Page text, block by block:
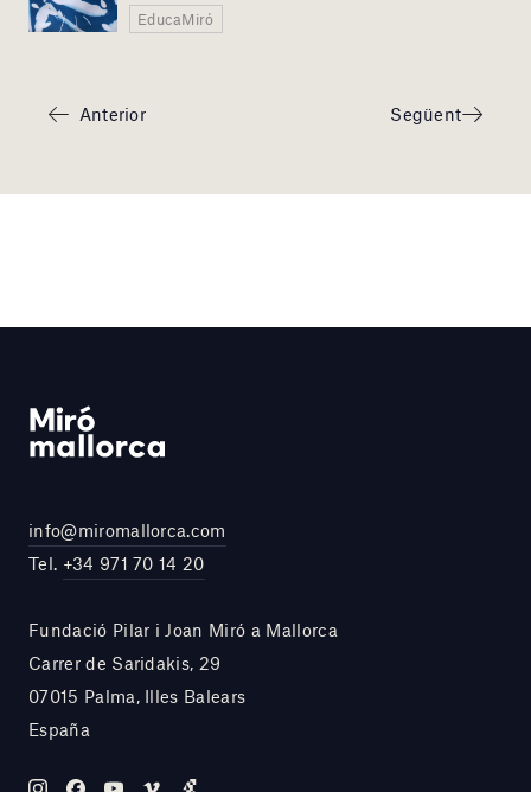
EducaMiró
Anterior Següent
info@miromallorca.com
Tel. +34 971 70 14 20
Fundació Pilar i Joan Miró a Mallorca
Carrer de Saridakis, 29
07015 Palma, Illes Balears
España